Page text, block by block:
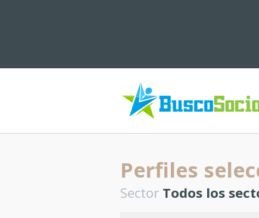
Perfiles
Sector Todos los